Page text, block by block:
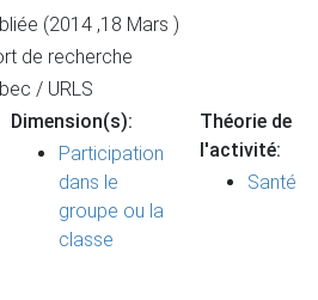
(2014 ,18 Mars )
de recherche
/ URLS
Dimension(s):
Participation
dans le
groupe ou la
classe
Théorie de
l'activité:
Santé